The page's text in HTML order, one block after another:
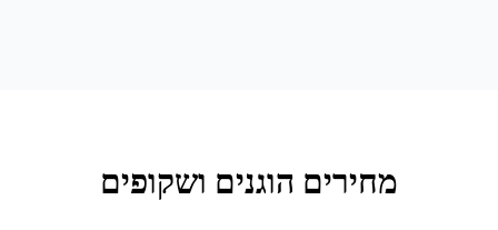
מחירים הוגנים ושקופים